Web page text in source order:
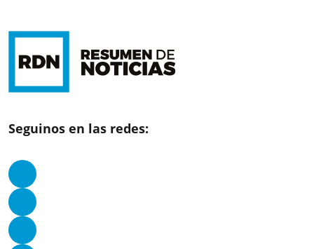
Seguinos en las redes: